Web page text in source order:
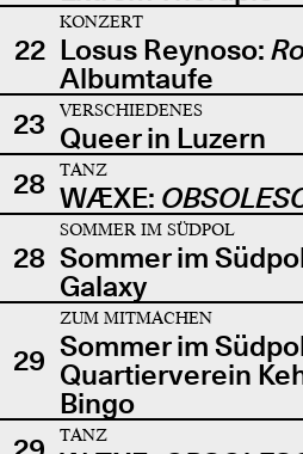
22
KONZERT
Losus Reynoso:
Albumtaufe
23
VERSCHIEDENES
Queer in Luzern
28
TANZ
WÆXE:
28
SOMMER IM SÜDPOL
Sommer im
Galaxy
29
ZUM MITMACHEN
Sommer im
Quartierverein
Bingo
TANZ